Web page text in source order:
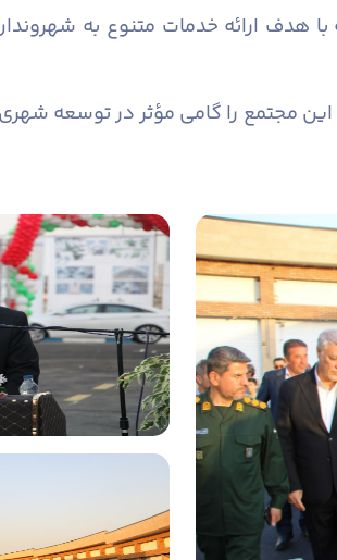
هدف ارائه خدمات متنوع به
این مجتمع را گامی مؤثر در توسعه